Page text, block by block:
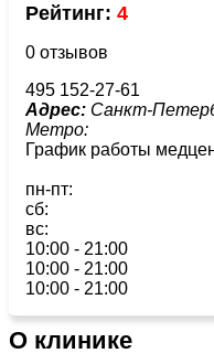
Рейтинг: 4
0 отзывов
495 152-27-61
Адрес: Санкт-
Метро:
График работы
пн-пт:
сб:
вс:
10:00 - 21:00
10:00 - 21:00
10:00 - 21:00
О клинике